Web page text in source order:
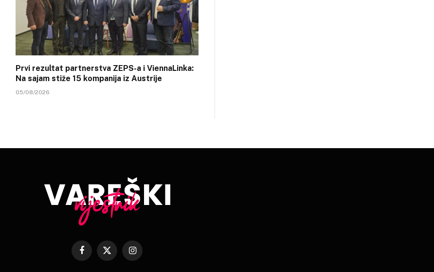
Prvi rezultat partnerstva ZEPS-a i ViennaLinka:
Na sajam stiže 15 kompanija iz Austrije
05/08/2026
Facebook
X
Instagram